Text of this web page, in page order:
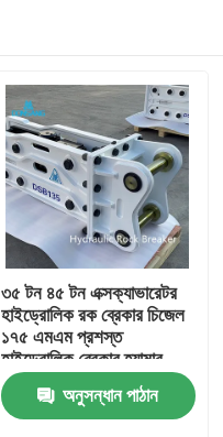
৩৫ টন ৪৫ টন এক্সক্যাভারেটর
হাইড্রোলিক রক ব্রেকার চিজেল
১৭৫ এমএম প্রশস্ত
হাইড্রোলিক ব্রেকার হ্যামার
অনুসন্ধান পাঠান